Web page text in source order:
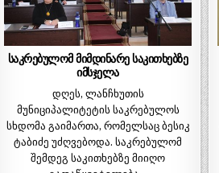
საკრებულომ მიმდინარე საკითხებზე
იმსჯელა
დღეს, ლანჩხუთის
მუნიციპალიტეტის საკრებულოს
სხდომა გაიმართა, რომელსაც ბესიკ
ტაბიძე უძღვებოდა. საკრებულომ
შემდეგ საკითხებზე მიიღო